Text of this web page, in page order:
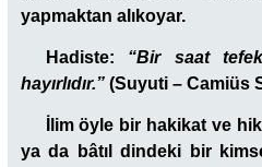
yapmaktan alıkoyar.
Hadiste: “Bir saat
hayırlıdır.” (Suyuti – Camiüs
İlim öyle bir hakikat ve
ya da bâtıl dindeki bir